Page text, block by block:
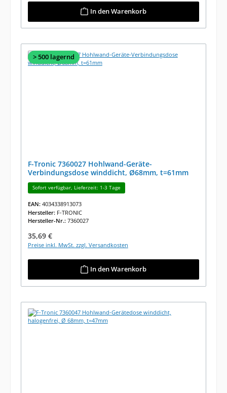
In den Warenkorb
> 500 lagernd
F-Tronic 7360027 Hohlwand-Geräte-
Verbindungsdose winddicht, Ø68mm, t=61mm
Sofort verfügbar, Lieferzeit: 1-3 Tage
EAN: 4034338913073
Hersteller: F-TRONIC
Hersteller-Nr.: 7360027
Regulärer Preis:
35,69 €
Preise inkl. MwSt. zzgl. Versandkosten
In den Warenkorb